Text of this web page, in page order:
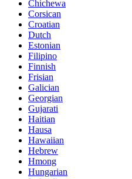
Chichewa
Corsican
Croatian
Dutch
Estonian
Filipino
Finnish
Frisian
Galician
Georgian
Gujarati
Haitian
Hausa
Hawaiian
Hebrew
Hmong
Hungarian